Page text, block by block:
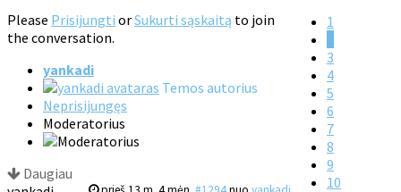
1
3
4
5
6
7
8
9
10
Please Prisijungti orSukurti sąskaitą to join
the conversation.
yankadi
Temos autorius
Neprisijungęs
Moderatorius
Daugiau